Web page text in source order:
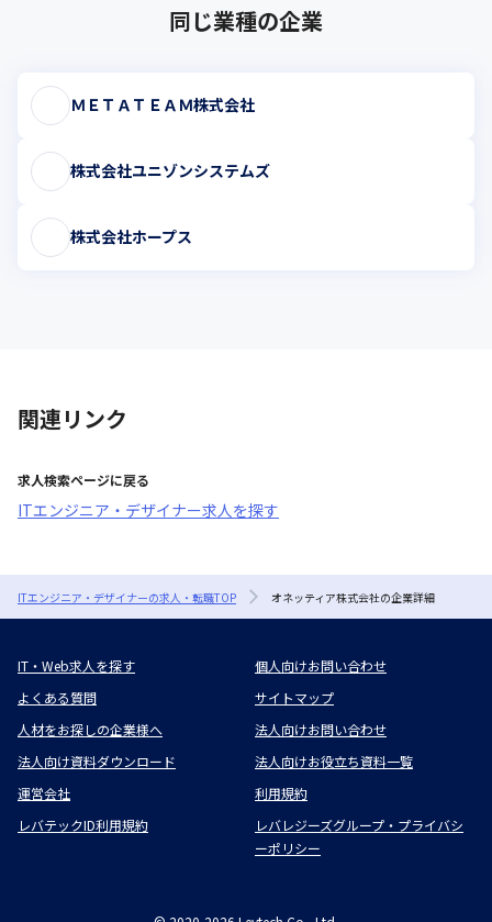
同じ業種の企業
ＭＥＴＡＴＥＡＭ株式会社
株式会社ユニゾンシステムズ
株式会社ホープス
関連リンク
求人検索ページに戻る
ITエンジニア・デザイナー求人を探す
ITエンジニア・デザイナーの求人・転職TOP オネッティア株式会社の企業詳細
IT・Web求人を探す
個人向けお問い合わせ
よくある質問
サイトマップ
人材をお探しの企業様へ
法人向けお問い合わせ
法人向け資料ダウンロード
法人向けお役立ち資料一覧
運営会社
利用規約
レバテックID利用規約
レバレジーズグループ・プライバシ
ーポリシー